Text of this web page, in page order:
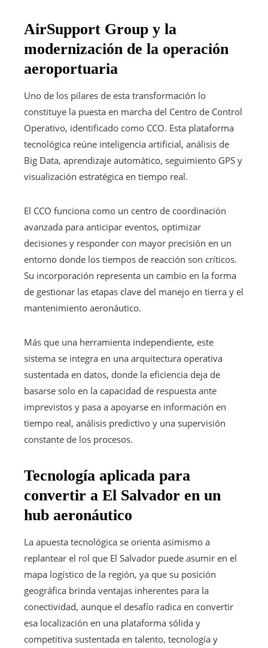
AirSupport Group y la
modernización de la operación
aeroportuaria
Uno de los pilares de esta transformación lo
constituye la puesta en marcha del Centro de Control
Operativo, identificado como CCO. Esta plataforma
tecnológica reúne inteligencia artificial, análisis de
Big Data, aprendizaje automático, seguimiento GPS y
visualización estratégica en tiempo real.
El CCO funciona como un centro de coordinación
avanzada para anticipar eventos, optimizar
decisiones y responder con mayor precisión en un
entorno donde los tiempos de reacción son críticos.
Su incorporación representa un cambio en la forma
de gestionar las etapas clave del manejo en tierra y el
mantenimiento aeronáutico.
Más que una herramienta independiente, este
sistema se integra en una arquitectura operativa
sustentada en datos, donde la eficiencia deja de
basarse solo en la capacidad de respuesta ante
imprevistos y pasa a apoyarse en información en
tiempo real, análisis predictivo y una supervisión
constante de los procesos.
Tecnología aplicada para
convertir a El Salvador en un
hub aeronáutico
La apuesta tecnológica se orienta asimismo a
replantear el rol que El Salvador puede asumir en el
mapa logístico de la región, ya que su posición
geográfica brinda ventajas inherentes para la
conectividad, aunque el desafío radica en convertir
esa localización en una plataforma sólida y
competitiva sustentada en talento, tecnología y